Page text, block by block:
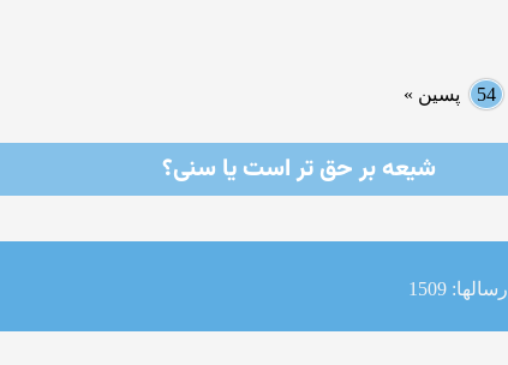
54 پسین »
شیعه بر حق تر است یا سنی؟
ارسالها: 1509